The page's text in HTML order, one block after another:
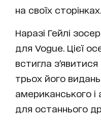
на своїх сторінках.
Наразі Гейлі
для Vogue. Цієї
встигла
трьох його
американського і
для останнього